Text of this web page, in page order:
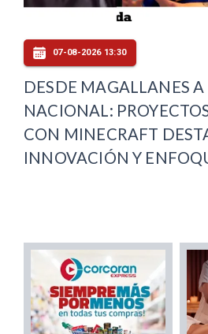
07-08-2026 13:30
DESDE MAGALLANES A
NACIONAL:
CON MINECRAFT
INNOVACIÓN Y